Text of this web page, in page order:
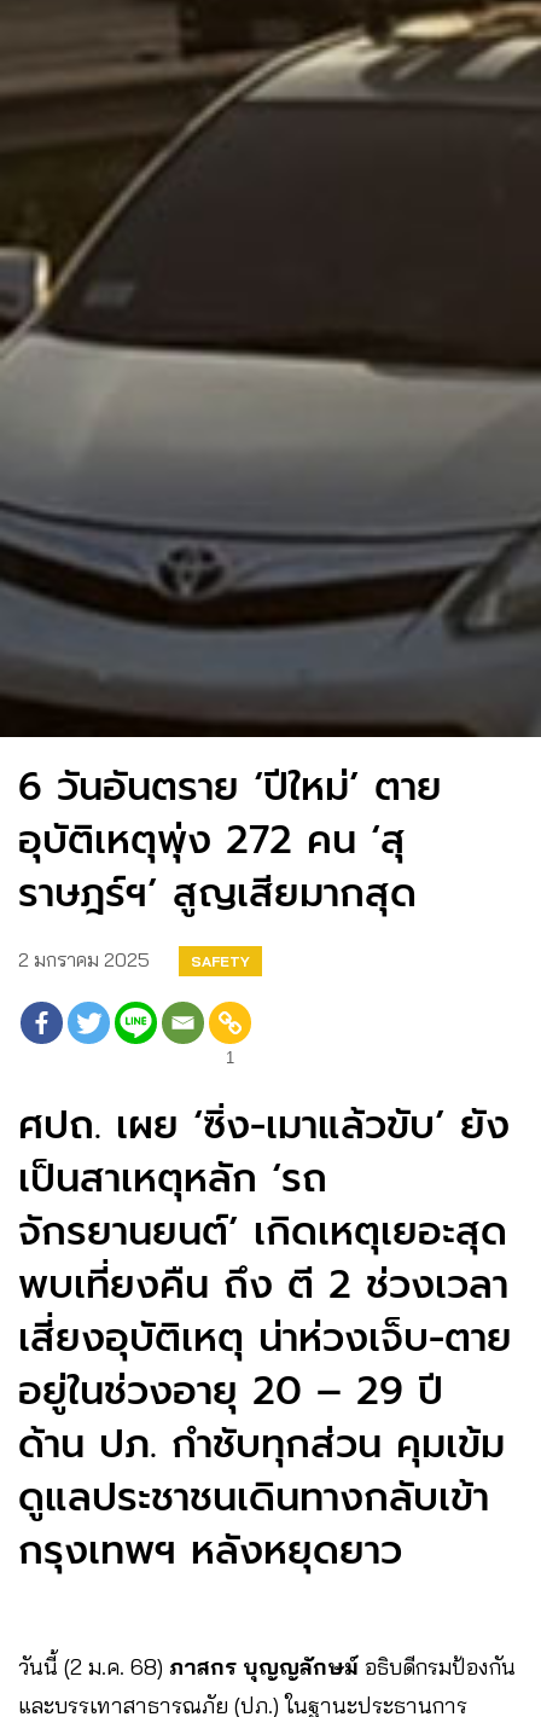
6 วันอันตราย ‘ปีใหม่’ ตาย
อุบัติเหตุพุ่ง 272 คน ‘สุ
ราษฎร์ฯ’ สูญเสียมากสุด
2 มกราคม 2025 SAFETY
1
ศปถ. เผย ‘ซิ่ง-เมาแล้วขับ’ ยัง
เป็นสาเหตุหลัก ‘รถ
จักรยานยนต์’ เกิดเหตุเยอะสุด
พบเที่ยงคืน ถึง ตี 2 ช่วงเวลา
เสี่ยงอุบัติเหตุ น่าห่วงเจ็บ-ตาย
อยู่ในช่วงอายุ 20 – 29 ปี
ด้าน ปภ. กำชับทุกส่วน คุมเข้ม
ดูแลประชาชนเดินทางกลับเข้า
กรุงเทพฯ หลังหยุดยาว
วันนี้ (2 ม.ค. 68) ภาสกร บุญญลักษม์ อธิบดีกรมป้องกัน
และบรรเทาสาธารณภัย (ปภ.) ในฐานะประธานการ